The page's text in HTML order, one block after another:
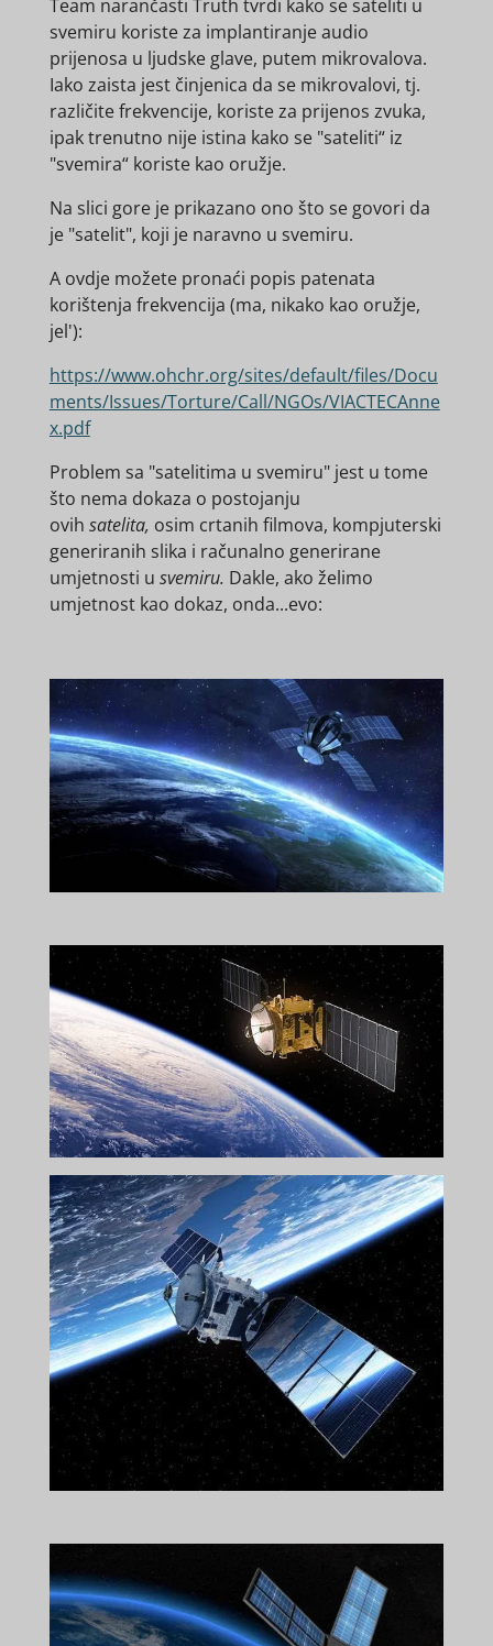
Team narančasti Truth tvrdi kako se sateliti u
svemiru koriste za implantiranje audio
prijenosa u ljudske glave, putem mikrovalova.
Iako zaista jest činjenica da se mikrovalovi, tj.
različite frekvencije, koriste za prijenos zvuka,
ipak trenutno nije istina kako se "sateliti“ iz
"svemira“ koriste kao oružje.
Na slici gore je prikazano ono što se govori da
je "satelit", koji je naravno u svemiru.
A ovdje možete pronaći popis patenata
korištenja frekvencija (ma, nikako kao oružje,
jel'):
https://www.ohchr.org/sites/default/files/Docu
ments/Issues/Torture/Call/NGOs/VIACTECAnne
x.pdf
Problem sa "satelitima u svemiru" jest u tome
što nema dokaza o postojanju
ovih satelita, osim crtanih filmova, kompjuterski
generiranih slika i računalno generirane
umjetnosti u svemiru. Dakle, ako želimo
umjetnost kao dokaz, onda...evo: